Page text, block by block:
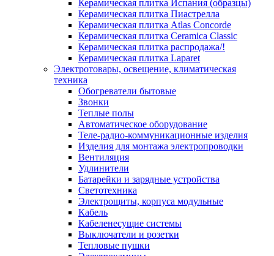
Керамическая плитка Испания (образцы)
Керамическая плитка Пиастрелла
Керамическая плитка Atlas Concorde
Керамическая плитка Ceramica Classic
Керамическая плитка распродажа/!
Керамическая плитка Laparet
Электротовары, освещение, климатическая
техника
Обогреватели бытовые
Звонки
Теплые полы
Автоматическое оборудование
Теле-радио-коммуникационные изделия
Изделия для монтажа электропроводки
Вентиляция
Удлинители
Батарейки и зарядные устройства
Светотехника
Электрощиты, корпуса модульные
Кабель
Кабеленесущие системы
Выключатели и розетки
Тепловые пушки